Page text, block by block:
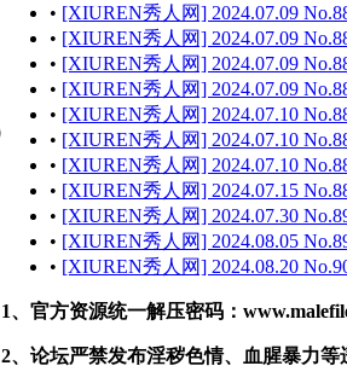
• [XIUREN秀人网] 2024.07.09
• [XIUREN秀人网] 2024.07.09
• [XIUREN秀人网] 2024.07.09
• [XIUREN秀人网] 2024.07.09
• [XIUREN秀人网] 2024.07.10
• [XIUREN秀人网] 2024.07.10
• [XIUREN秀人网] 2024.07.10
• [XIUREN秀人网] 2024.07.15
• [XIUREN秀人网] 2024.07.30
• [XIUREN秀人网] 2024.08.05
• [XIUREN秀人网] 2024.08.20
1、官方资源统一解压密码：
2、论坛严禁发布淫秽色情、血腥暴力等